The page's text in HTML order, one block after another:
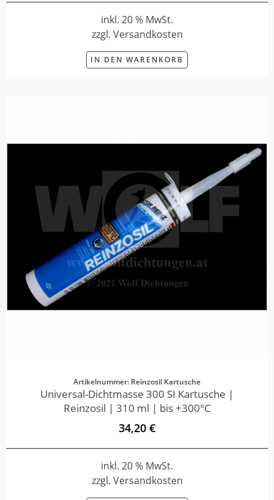
inkl. 20 % MwSt.
zzgl. Versandkosten
IN DEN WARENKORB
Artikelnummer: Reinzosil Kartusche
Universal-Dichtmasse 300 SI Kartusche |
Reinzosil | 310 ml | bis +300°C
34,20 €
inkl. 20 % MwSt.
zzgl. Versandkosten